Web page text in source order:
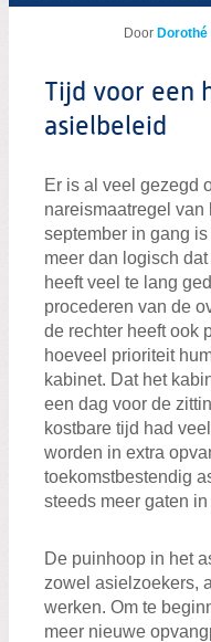
Door
Tijd voor een
asielbeleid
Er is al veel gezegd
nareismaatregel van
september in gang
meer dan logisch
heeft veel te lang
procederen van de
de rechter heeft ook
hoeveel prioriteit
kabinet. Dat het
een dag voor de
kostbare tijd had
worden in extra
toekomstbestendig
steeds meer gaten
De puinhoop in het
zowel asielzoekers,
werken. Om te
meer nieuwe